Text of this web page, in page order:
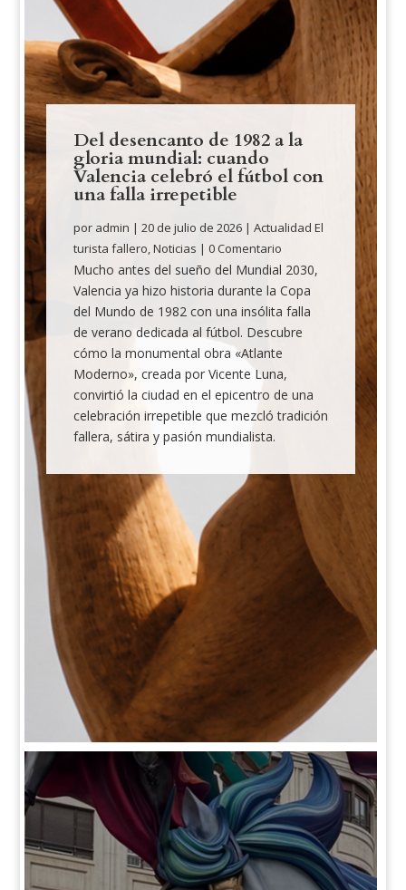
Del desencanto de 1982 a la
gloria mundial: cuando
Valencia celebró el fútbol con
una falla irrepetible
por admin | 20 de julio de 2026 | Actualidad El
turista fallero,Noticias | 0 Comentario
Mucho antes del sueño del Mundial 2030,
Valencia ya hizo historia durante la Copa
del Mundo de 1982 con una insólita falla
de verano dedicada al fútbol. Descubre
cómo la monumental obra «Atlante
Moderno», creada por Vicente Luna,
convirtió la ciudad en el epicentro de una
celebración irrepetible que mezcló tradición
fallera, sátira y pasión mundialista.